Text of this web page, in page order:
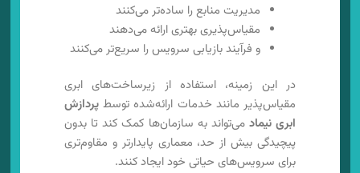
مدیریت منابع را ساده‌تر می‌کنند
مقیاس‌پذیری بهتری ارائه می‌دهند
و فرآیند بازیابی سرویس را سریع‌تر می‌کنند
در این زمینه، استفاده از زیرساخت‌های ابری
مقیاس‌پذیر مانند خدمات ارائه‌شده توسطپردازش
ابری نیمادمی‌تواند به سازمان‌ها کمک کند تا بدون
پیچیدگی بیش از حد، معماری پایدارتر و مقاوم‌تری
برای سرویس‌های حیاتی خود ایجاد کنند.